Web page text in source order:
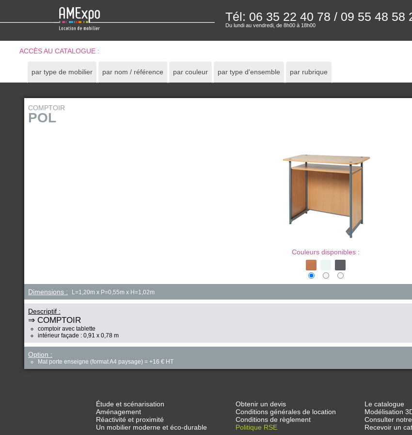
Tél: 06 35 22 40 78 / 09 55 48 58
Du lundi au vendredi, de 8h00 à 18h00
ACCÈS AU CATALOGUE :
par type de mobilier par nom / référence par couleur par type d'ensemble par rubrique
COMPTOIR
POL
Couleurs disponibles :
Dimensions : L=1,20m x P=0,55m x H=1,02m
Descriptif :
⇒ COMPTOIR
comptoir avec tablette
intérieur façade : 0,91 x 0,78 m
Option :
Mat porte enseigne (format A4 paysage) = +16 € HT
Étude et scénarisation
Aménagement
Réactivité et proximité
Un mobilier moderne et éco-durable
Obtenir un devis
Conditions générales de location
Conditions de règlement
Politique RSE
Le catalogue
Modélisation
Consulter
Recevoir un